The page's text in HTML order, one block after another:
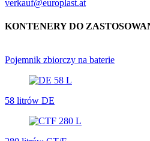
verkauf@europlast.at
KONTENERY DO
Pojemnik zbiorczy na baterie
58 litrów DE